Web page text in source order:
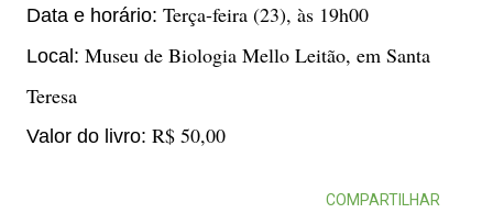
Data e horário: Terça-feira (23), às 19h00
Local: Museu de Biologia Mello Leitão, em Santa
Teresa
Valor do livro: R$ 50,00
COMPARTILHAR